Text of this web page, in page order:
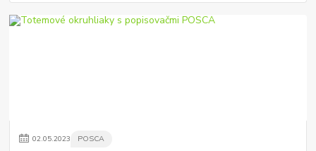
02.05.2023 POSCA